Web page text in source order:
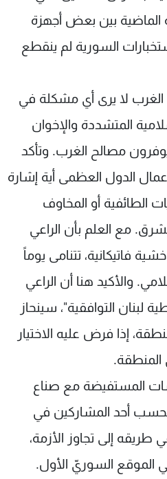
الماضية بين بعض أجهزة
السورية لم ينقطع
الغرب لا يرى أي مشكلة في
المتشددة والإخوان
مصالح الغرب. وتأكد
الدول العظمى أية إشارة
الطائفية أو المخاوف
مع العلم بأن الراعي
فاتيكانية، تتنامى يوماً
والأكيد هنا أن الراعي
لبنان التوافقية"، سينحاز
إذا فرض عليه الاختيار
المنطقة.
المستفيضة مع صناع
بحسب أحد المشاركين في
طريقه إلى تجاوز الأزمة،
السوريّ الأول.